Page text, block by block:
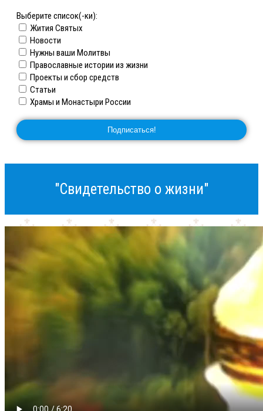
Выберите список(-ки):
Жития Святых
Новости
Нужны ваши Молитвы
Православные истории из жизни
Проекты и сбор средств
Статьи
Храмы и Монастыри России
"Свидетельство о жизни"